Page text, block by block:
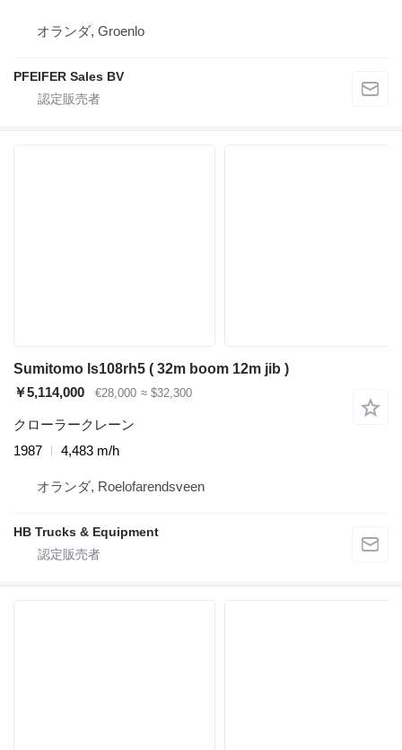
オランダ, Groenlo
PFEIFER Sales BV
Sumitomo ls108rh5 ( 32m boom 12m jib )
￥5,114,000
€28,000 ≈ $32,300
クローラークレーン
1987
4,483 m/h
オランダ, Roelofarendsveen
HB Trucks & Equipment